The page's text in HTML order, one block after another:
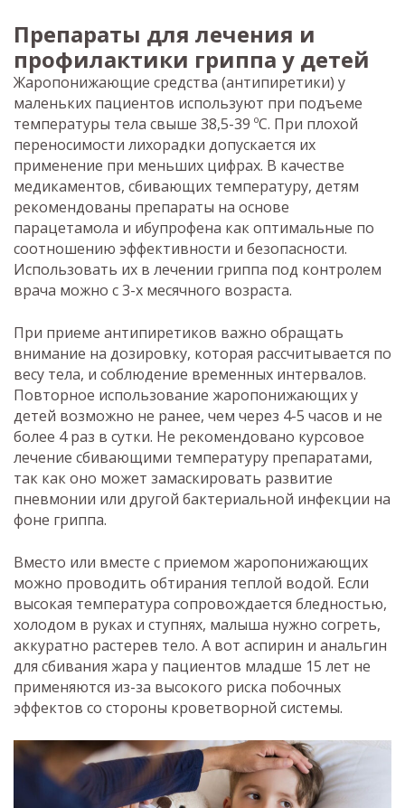
Препараты для лечения и
профилактики гриппа у детей
Жаропонижающие средства (антипиретики) у
маленьких пациентов используют при подъеме
температуры тела свыше 38,5-39 ºС. При плохой
переносимости лихорадки допускается их
применение при меньших цифрах. В качестве
медикаментов, сбивающих температуру, детям
рекомендованы препараты на основе
парацетамола и ибупрофена как оптимальные по
соотношению эффективности и безопасности.
Использовать их в лечении гриппа под контролем
врача можно с 3-х месячного возраста.
При приеме антипиретиков важно обращать
внимание на дозировку, которая рассчитывается по
весу тела, и соблюдение временных интервалов.
Повторное использование жаропонижающих у
детей возможно не ранее, чем через 4-5 часов и не
более 4 раз в сутки. Не рекомендовано курсовое
лечение сбивающими температуру препаратами,
так как оно может замаскировать развитие
пневмонии или другой бактериальной инфекции на
фоне гриппа.
Вместо или вместе с приемом жаропонижающих
можно проводить обтирания теплой водой. Если
высокая температура сопровождается бледностью,
холодом в руках и ступнях, малыша нужно согреть,
аккуратно растерев тело. А вот аспирин и анальгин
для сбивания жара у пациентов младше 15 лет не
применяются из-за высокого риска побочных
эффектов со стороны кроветворной системы.